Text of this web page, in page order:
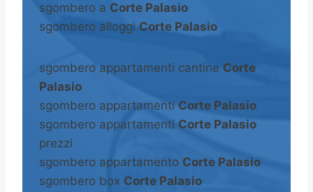
sgombero a Corte Palasio
sgombero alloggi Corte Palasio
sgombero appartamenti cantine Corte
Palasio
sgombero appartamenti Corte Palasio
sgombero appartamenti Corte Palasio
prezzi
sgombero appartamento Corte Palasio
sgombero box Corte Palasio